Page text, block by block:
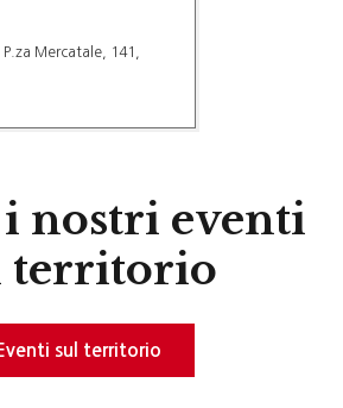
Mercatale, 141,
nostri eventi
territorio
sul territorio